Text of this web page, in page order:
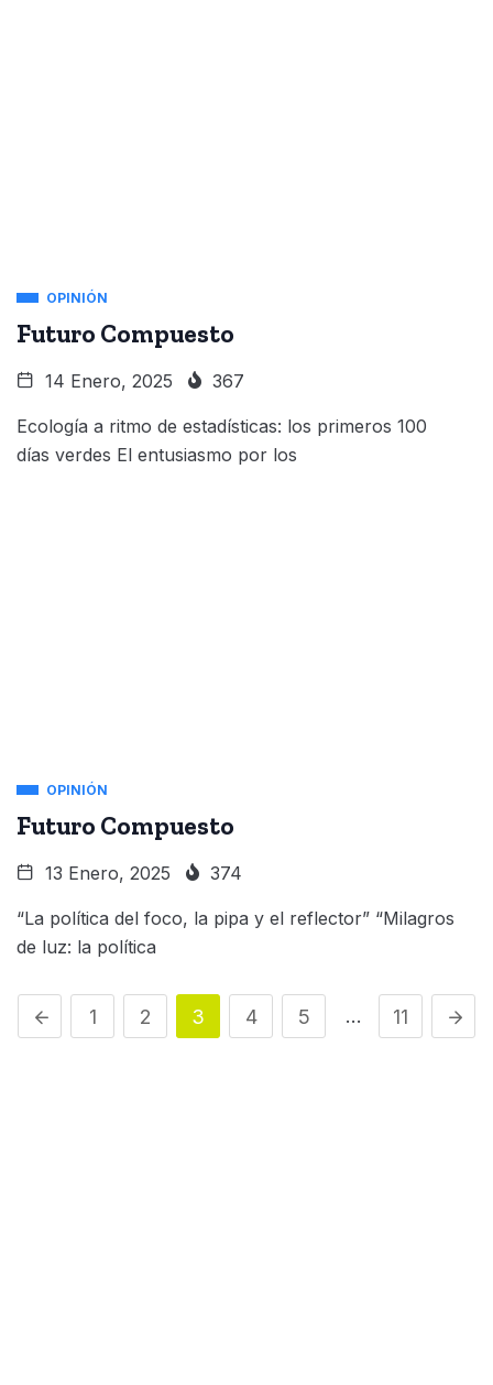
OPINIÓN
Futuro Compuesto
14 Enero, 2025 367
Ecología a ritmo de estadísticas: los primeros 100
días verdes El entusiasmo por los
OPINIÓN
Futuro Compuesto
13 Enero, 2025 374
“La política del foco, la pipa y el reflector” “Milagros
de luz: la política
1 2 3 4 5 … 11